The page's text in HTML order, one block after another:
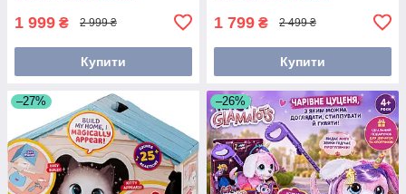
1 999 ₴ 2 999 ₴
Купити
1 799 ₴ 2 499 ₴
Купити
–27% –26%